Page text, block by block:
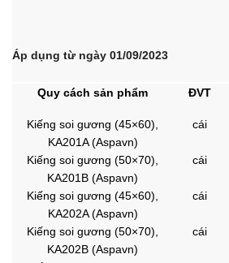
Áp dụng từ ngày 01/09/2023
Quy cách sản phẩm ĐVT
Kiếng soi gương (45×60),
KA201A (Aspavn)
cái
Kiếng soi gương (50×70),
KA201B (Aspavn)
cái
Kiếng soi gương (45×60),
KA202A (Aspavn)
cái
Kiếng soi gương (50×70),
KA202B (Aspavn)
cái